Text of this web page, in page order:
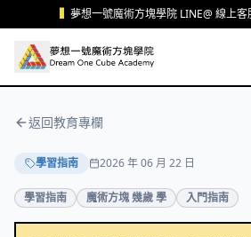
跳至主要內容夢想一號魔術方塊學院 LINE@ 線上客
返回教育專欄
學習指南 2026 年 06 月 22 日
學習指南 魔術方塊 幾歲 學 入門指南